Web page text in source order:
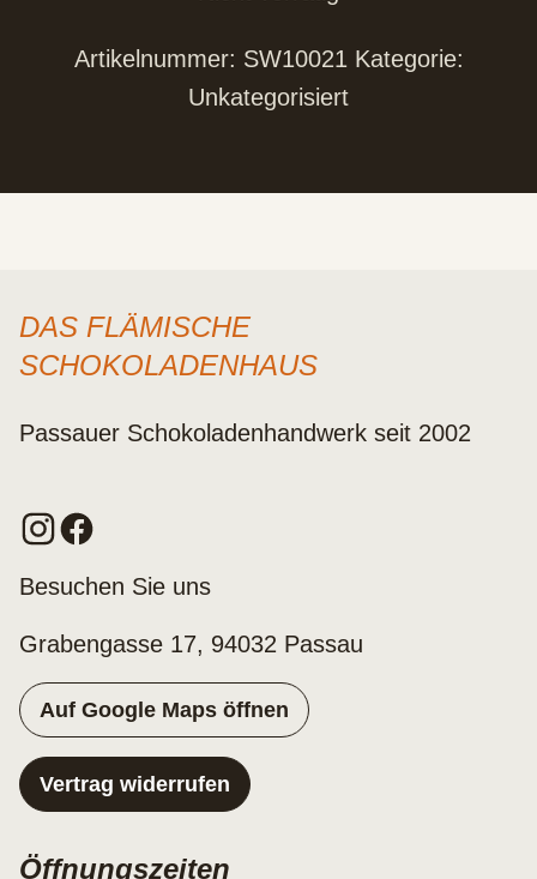
Artikelnummer: SW10021 Kategorie:
Unkategorisiert
DAS FLÄMISCHE
SCHOKOLADENHAUS
Passauer Schokoladenhandwerk seit 2002
Besuchen Sie uns
Grabengasse 17, 94032 Passau
Auf Google Maps öffnen
Vertrag widerrufen
Öffnungszeiten